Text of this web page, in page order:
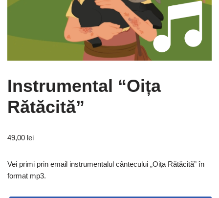
Instrumental “Oița
Rătăcită”
49,00 lei
Vei primi prin email instrumentalul cântecului „Oița Rătăcită” în
format mp3.